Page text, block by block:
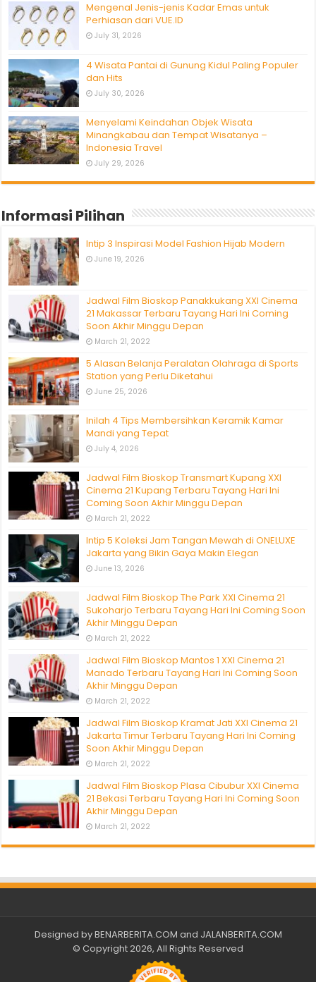
Mengenal Jenis-jenis Kadar Emas untuk
Perhiasan dari VUE.ID
July 31, 2026
4 Wisata Pantai di Gunung Kidul Paling Populer
dan Hits
July 30, 2026
Menyelami Keindahan Objek Wisata
Minangkabau dan Tempat Wisatanya –
Indonesia Travel
July 29, 2026
Informasi Pilihan
Intip 3 Inspirasi Model Fashion Hijab Modern
June 19, 2026
Jadwal Film Bioskop Panakkukang XXI Cinema
21 Makassar Terbaru Tayang Hari Ini Coming
Soon Akhir Minggu Depan
March 21, 2022
5 Alasan Belanja Peralatan Olahraga di Sports
Station yang Perlu Diketahui
June 25, 2026
Inilah 4 Tips Membersihkan Keramik Kamar
Mandi yang Tepat
July 4, 2026
Jadwal Film Bioskop Transmart Kupang XXI
Cinema 21 Kupang Terbaru Tayang Hari Ini
Coming Soon Akhir Minggu Depan
March 21, 2022
Intip 5 Koleksi Jam Tangan Mewah di ONELUXE
Jakarta yang Bikin Gaya Makin Elegan
June 13, 2026
Jadwal Film Bioskop The Park XXI Cinema 21
Sukoharjo Terbaru Tayang Hari Ini Coming Soon
Akhir Minggu Depan
March 21, 2022
Jadwal Film Bioskop Mantos 1 XXI Cinema 21
Manado Terbaru Tayang Hari Ini Coming Soon
Akhir Minggu Depan
March 21, 2022
Jadwal Film Bioskop Kramat Jati XXI Cinema 21
Jakarta Timur Terbaru Tayang Hari Ini Coming
Soon Akhir Minggu Depan
March 21, 2022
Jadwal Film Bioskop Plasa Cibubur XXI Cinema
21 Bekasi Terbaru Tayang Hari Ini Coming Soon
Akhir Minggu Depan
March 21, 2022
Designed byBENARBERITA.COM and JALANBERITA.COM
© Copyright 2026, All Rights Reserved